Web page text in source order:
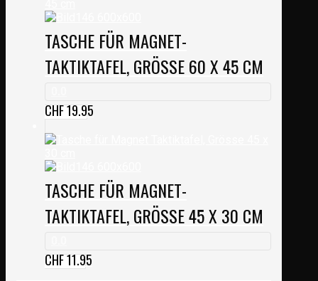
TASCHE FÜR MAGNET-
TAKTIKTAFEL, GRÖSSE 60 X 45 CM
CHF19.95
TASCHE FÜR MAGNET-
TAKTIKTAFEL, GRÖSSE 45 X 30 CM
CHF11.95